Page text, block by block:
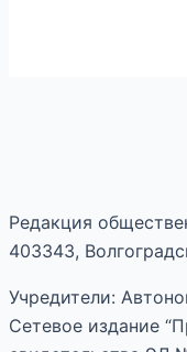
Редакция
403343,
Учредители:
Сетевое издание